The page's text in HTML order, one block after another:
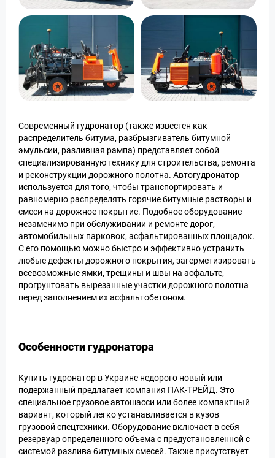
Современный гудронатор (также известен как
распределитель битума, разбрызгиватель битумной
эмульсии, разливная рампа) представляет собой
специализированную технику для строительства, ремонта
и реконструкции дорожного полотна. Автогудронатор
используется для того, чтобы транспортировать и
равномерно распределять горячие битумные растворы и
смеси на дорожное покрытие. Подобное оборудование
незаменимо при обслуживании и ремонте дорог,
автомобильных парковок, асфальтированных площадок.
С его помощью можно быстро и эффективно устранить
любые дефекты дорожного покрытия, загерметизировать
всевозможные ямки, трещины и швы на асфальте,
прогрунтовать вырезанные участки дорожного полотна
перед заполнением их асфальтобетоном.
Особенности гудронатора
Купить гудронатор в Украине недорого новый или
подержанный предлагает компания ПАК-ТРЕЙД. Это
специальное грузовое автошасси или более компактный
вариант, который легко устанавливается в кузов
грузовой спецтехники. Оборудование включает в себя
резервуар определенного объема с предустановленной с
системой разлива битумных смесей. Также присутствует